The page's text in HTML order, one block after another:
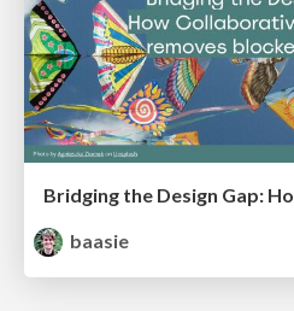
baasie